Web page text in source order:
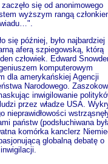
się od anonimowego
wyższym rangą
się później, było najbardziej
aferą szpiegowską, którą
człowiek. Edward
komputerowym
dla amerykańskiej Agencji
Narodowego.
inwigilowanie
przez władze USA.
nieprawidłowości
państw (podsłuchiwana
komórka kanclerz
globalną debatę o